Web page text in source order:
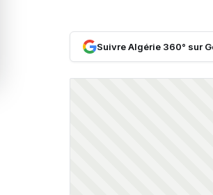
Suivre Algérie 360° sur